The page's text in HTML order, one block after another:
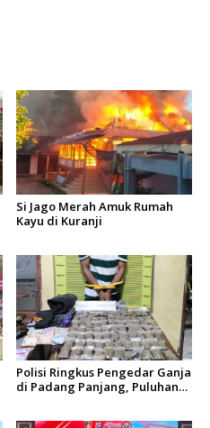
Si Jago Merah Amuk Rumah
Kayu di Kuranji
Polisi Ringkus Pengedar Ganja
di Padang Panjang, Puluhan